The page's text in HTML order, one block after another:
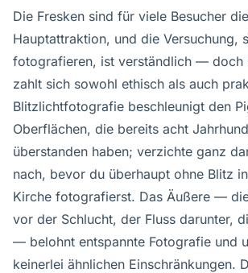
Die Fresken sind für viele Besucher die
Hauptattraktion, und die Versuchung,
fotografieren, ist verständlich — doch
zahlt sich sowohl ethisch als auch
Blitzlichtfotografie beschleunigt den
Oberflächen, die bereits acht
überstanden haben; verzichte ganz
nach, bevor du überhaupt ohne Blitz
Kirche fotografierst. Das Äußere —
vor der Schlucht, der Fluss darunter,
— belohnt entspannte Fotografie und
keinerlei ähnlichen Einschränkungen.